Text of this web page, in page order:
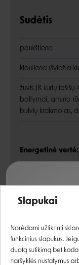
Sudėtis
paukštiena
kiauliena (šviežia
žuvis (iš kurių
baltymai, amino
bulvių krakmolas,
Energetinė vertė:
žali riebalai
žalia ląsteliena
Slapukai
Norėdami užtikrinti
funkcinius slapukus.
duotą sutikimą bet
naršyklės nustatymus